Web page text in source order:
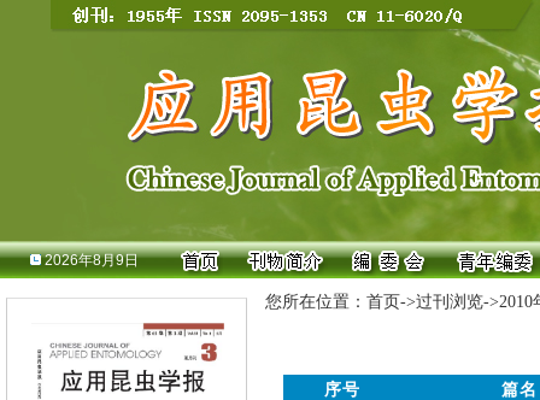
2026年8月9日
您所在位置： 首页->过刊浏览->2010
序号 篇名